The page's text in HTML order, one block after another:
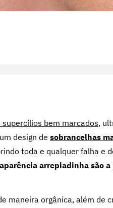
supercílios bem marcados,
design de sobrancelhas
toda e qualquer falha e
aparência arrepiadinha são
maneira orgânica, além de